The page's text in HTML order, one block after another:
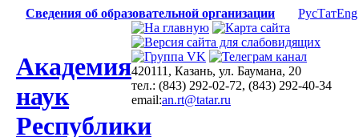
Сведения об образовательной организации РусТатEng
Академия
наук
Республики
420111, Казань, ул. Баумана, 20
тел.: (843) 292-02-72, (843) 292-40-34
email:an.rt@tatar.ru